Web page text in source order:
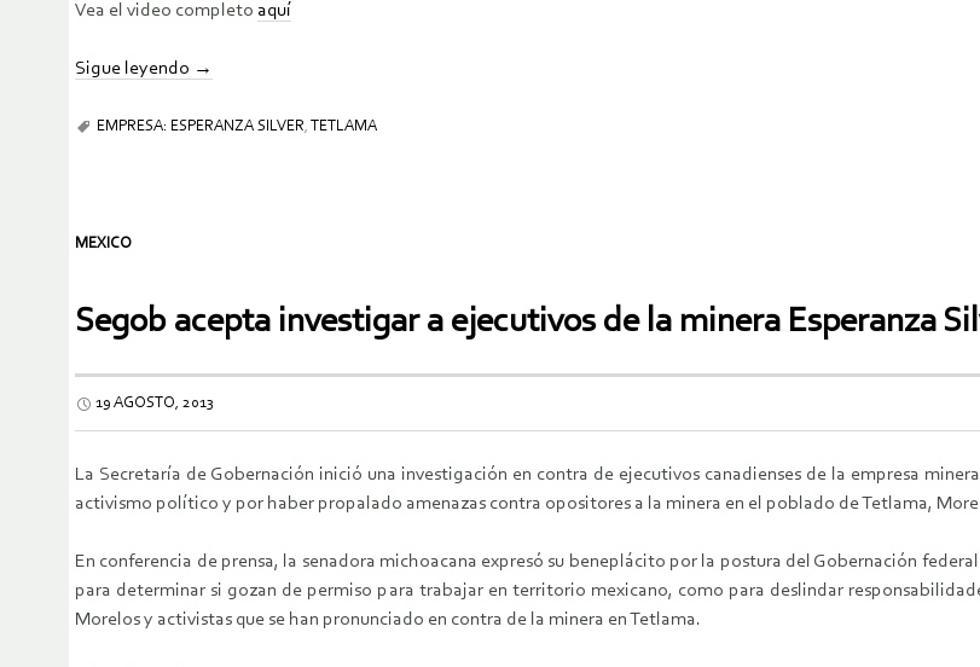
Vea el video completo aquí
Sigue leyendo →
EMPRESA: ESPERANZA SILVER, TETLAMA
MEXICO
Segob acepta investigar a ejecutivos de la minera Esperanza
19 AGOSTO, 2013
La Secretaría de Gobernación inició una investigación en contra de ejecutivos canadienses de la empresa
activismo político y por haber propalado amenazas contra opositores a la minera en el poblado de Tetlama,
En conferencia de prensa, la senadora michoacana expresó su beneplácito por la postura del Gobernación
para determinar si gozan de permiso para trabajar en territorio mexicano, como para deslindar
Morelos y activistas que se han pronunciado en contra de la minera en Tetlama.